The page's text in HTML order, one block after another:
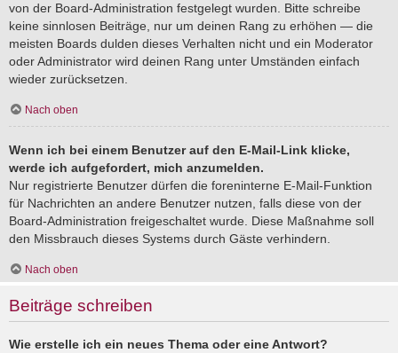
von der Board-Administration festgelegt wurden. Bitte schreibe
keine sinnlosen Beiträge, nur um deinen Rang zu erhöhen — die
meisten Boards dulden dieses Verhalten nicht und ein Moderator
oder Administrator wird deinen Rang unter Umständen einfach
wieder zurücksetzen.
Nach oben
Wenn ich bei einem Benutzer auf den E-Mail-Link klicke,
werde ich aufgefordert, mich anzumelden.
Nur registrierte Benutzer dürfen die foreninterne E-Mail-Funktion
für Nachrichten an andere Benutzer nutzen, falls diese von der
Board-Administration freigeschaltet wurde. Diese Maßnahme soll
den Missbrauch dieses Systems durch Gäste verhindern.
Nach oben
Beiträge schreiben
Wie erstelle ich ein neues Thema oder eine Antwort?